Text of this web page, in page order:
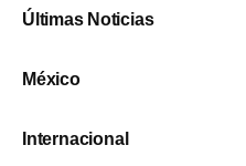
Últimas Noticias
México
Internacional